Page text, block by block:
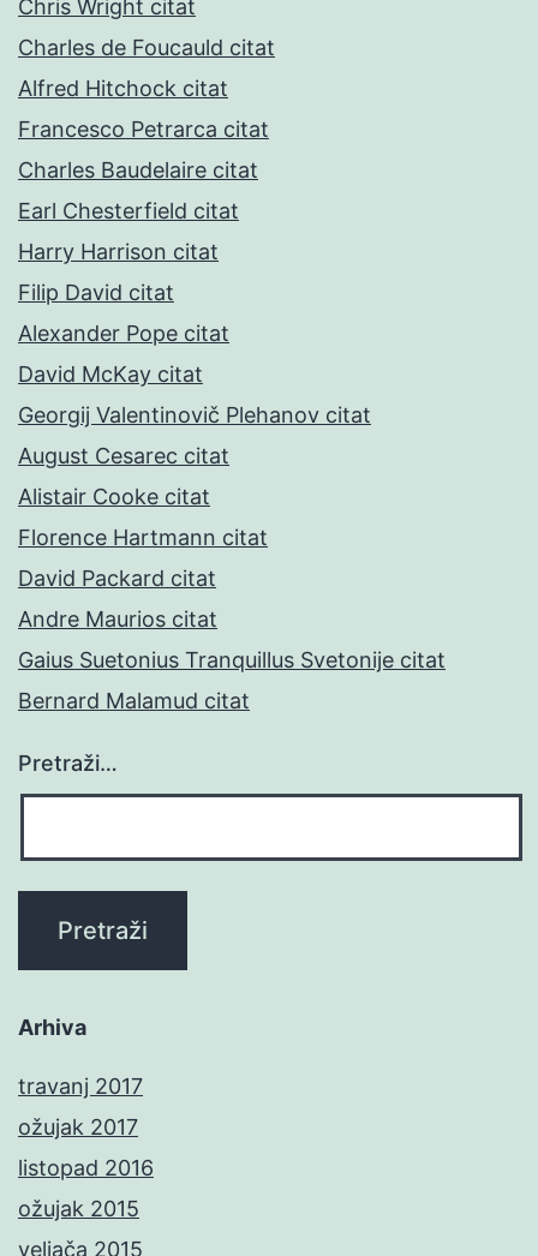
Chris Wright citat
Charles de Foucauld citat
Alfred Hitchock citat
Francesco Petrarca citat
Charles Baudelaire citat
Earl Chesterfield citat
Harry Harrison citat
Filip David citat
Alexander Pope citat
David McKay citat
Georgij Valentinovič Plehanov citat
August Cesarec citat
Alistair Cooke citat
Florence Hartmann citat
David Packard citat
Andre Maurios citat
Gaius Suetonius Tranquillus Svetonije citat
Bernard Malamud citat
Pretraži…
Arhiva
travanj 2017
ožujak 2017
listopad 2016
ožujak 2015
veljača 2015